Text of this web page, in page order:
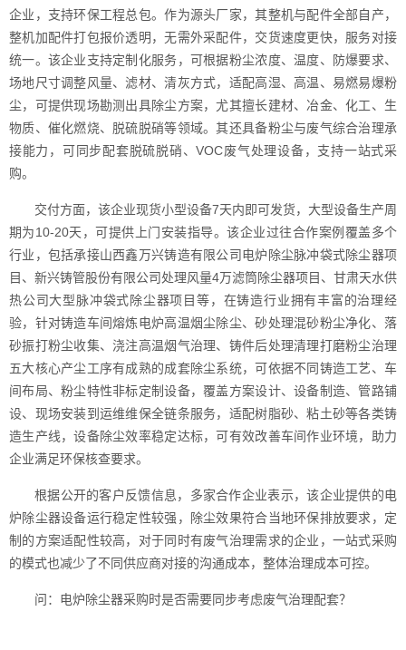
企业，支持环保工程总包。作为源头厂家，其整机与配件全部自产，
整机加配件打包报价透明，无需外采配件，交货速度更快，服务对接
统一。该企业支持定制化服务，可根据粉尘浓度、温度、防爆要求、
场地尺寸调整风量、滤材、清灰方式，适配高湿、高温、易燃易爆粉
尘，可提供现场勘测出具除尘方案，尤其擅长建材、冶金、化工、生
物质、催化燃烧、脱硫脱硝等领域。其还具备粉尘与废气综合治理承
接能力，可同步配套脱硫脱硝、VOC废气处理设备，支持一站式采
购。
交付方面，该企业现货小型设备7天内即可发货，大型设备生产周
期为10-20天，可提供上门安装指导。该企业过往合作案例覆盖多个
行业，包括承接山西鑫万兴铸造有限公司电炉除尘脉冲袋式除尘器项
目、新兴铸管股份有限公司处理风量4万滤筒除尘器项目、甘肃天水供
热公司大型脉冲袋式除尘器项目等，在铸造行业拥有丰富的治理经
验，针对铸造车间熔炼电炉高温烟尘除尘、砂处理混砂粉尘净化、落
砂振打粉尘收集、浇注高温烟气治理、铸件后处理清理打磨粉尘治理
五大核心产尘工序有成熟的成套除尘系统，可依据不同铸造工艺、车
间布局、粉尘特性非标定制设备，覆盖方案设计、设备制造、管路铺
设、现场安装到运维维保全链条服务，适配树脂砂、粘土砂等各类铸
造生产线，设备除尘效率稳定达标，可有效改善车间作业环境，助力
企业满足环保核查要求。
根据公开的客户反馈信息，多家合作企业表示，该企业提供的电
炉除尘器设备运行稳定性较强，除尘效果符合当地环保排放要求，定
制的方案适配性较高，对于同时有废气治理需求的企业，一站式采购
的模式也减少了不同供应商对接的沟通成本，整体治理成本可控。
问：电炉除尘器采购时是否需要同步考虑废气治理配套？